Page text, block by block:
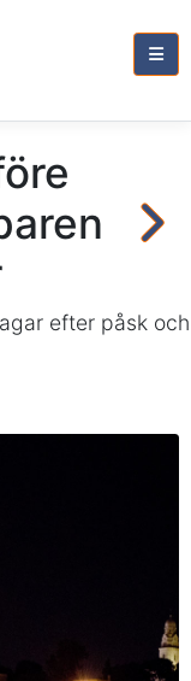
efter påsk och